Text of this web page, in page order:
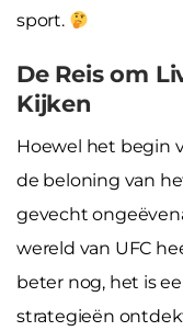
sport.
De Reis om
Kijken
Hoewel het begin
de beloning van
gevecht
wereld van UFC
beter nog, het is
strategieën